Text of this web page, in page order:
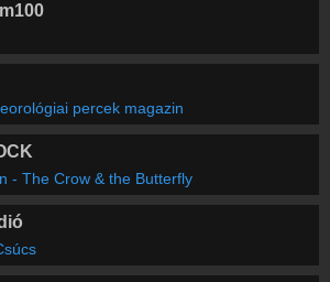
percek magazin
- The Crow & the Butterfly